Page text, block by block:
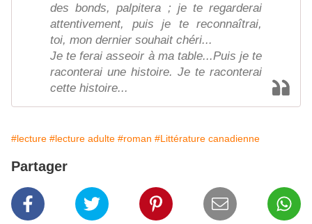
des bonds, palpitera ; je te regarderai
attentivement, puis je te reconnaîtrai,
toi, mon dernier souhait chéri...
Je te ferai asseoir à ma table...Puis je te
raconterai une histoire. Je te raconterai
cette histoire...
#lecture #lecture adulte #roman #Littérature canadienne
Partager